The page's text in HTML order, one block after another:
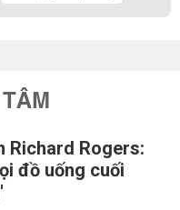
Richard Rogers:
đồ uống cuối